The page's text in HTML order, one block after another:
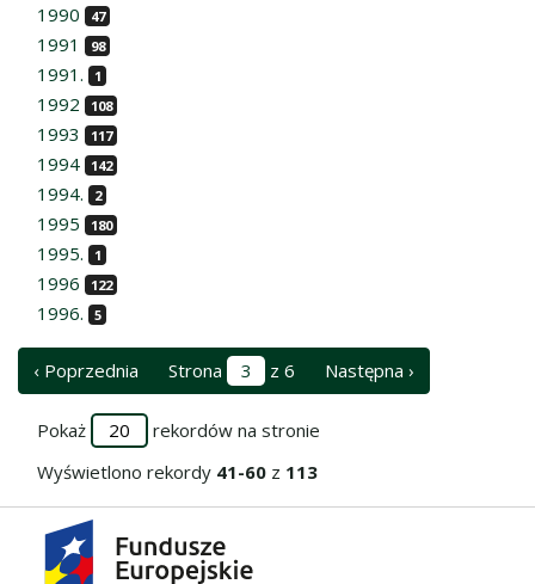
1990 47
1991 98
1991. 1
1992 108
1993 117
1994 142
1994. 2
1995 180
1995. 1
1996 122
1996. 5
‹ Poprzednia Strona z 6 Następna ›
Pokaż
rekordów na stronie
Wyświetlono rekordy 41-60 z 113